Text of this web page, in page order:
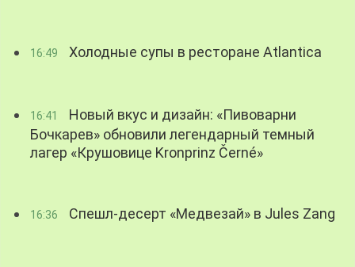
16:49 Холодные супы в ресторане Atlantica
16:41
Новый вкус и дизайн: «Пивоварни
Бочкарев» обновили легендарный темный
лагер «Крушовице Kronprinz Černé»
16:36 Спешл-десерт «Медвезай» в Jules Zang